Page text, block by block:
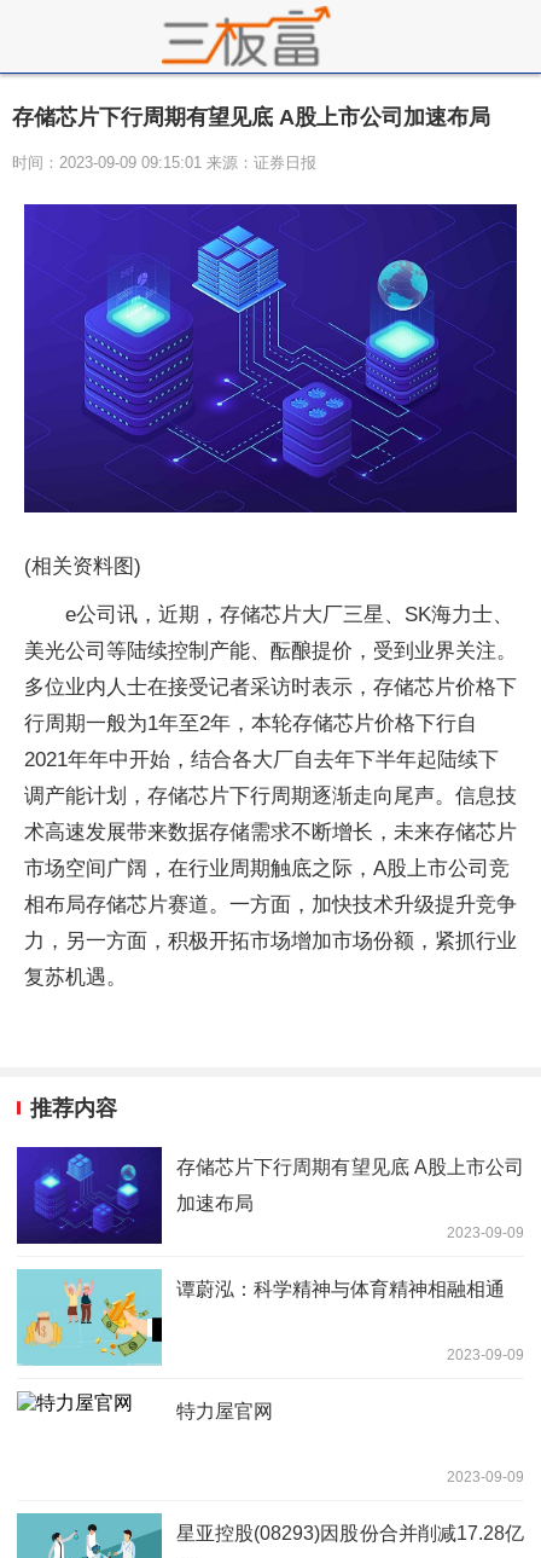
存储芯片下行周期有望见底 A股上市公司加速布局
时间：2023-09-09 09:15:01 来源：证券日报
(相关资料图)
e公司讯，近期，存储芯片大厂三星、SK海力士、
美光公司等陆续控制产能、酝酿提价，受到业界关注。
多位业内人士在接受记者采访时表示，存储芯片价格下
行周期一般为1年至2年，本轮存储芯片价格下行自
2021年年中开始，结合各大厂自去年下半年起陆续下
调产能计划，存储芯片下行周期逐渐走向尾声。信息技
术高速发展带来数据存储需求不断增长，未来存储芯片
市场空间广阔，在行业周期触底之际，A股上市公司竞
相布局存储芯片赛道。一方面，加快技术升级提升竞争
力，另一方面，积极开拓市场增加市场份额，紧抓行业
复苏机遇。
推荐内容
存储芯片下行周期有望见底 A股上市公司
加速布局
2023-09-09
谭蔚泓：科学精神与体育精神相融相通
2023-09-09
特力屋官网
2023-09-09
星亚控股(08293)因股份合并削减17.28亿